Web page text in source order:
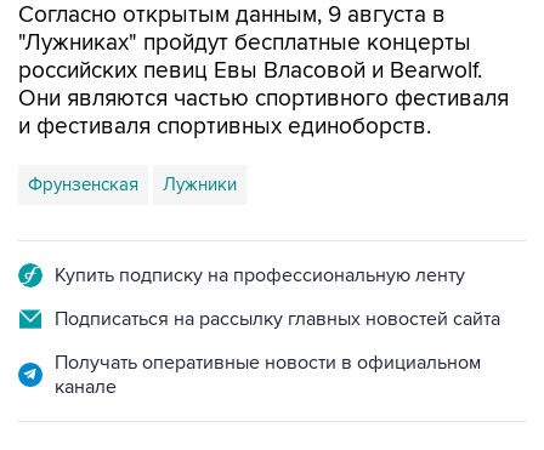
Согласно открытым данным, 9 августа в
"Лужниках" пройдут бесплатные концерты
российских певиц Евы Власовой и Bearwolf.
Они являются частью спортивного фестиваля
и фестиваля спортивных единоборств.
Фрунзенская Лужники
Купить подписку на профессиональную ленту
Подписаться на рассылку главных новостей сайта
Получать оперативные новости в официальном
канале